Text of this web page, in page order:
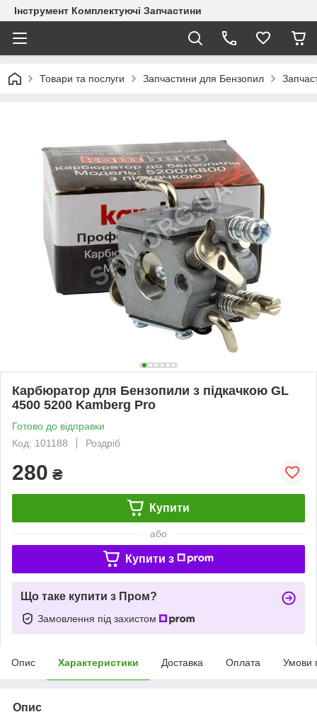
Інструмент Комплектуючі Запчастини
Товари та послуги Запчастини для Бензопил
Карбюратор для Бензопили з підкачкою GL
4500 5200 Kamberg Pro
Готово до відправки
Код: 101188
Роздріб
280 ₴
Купити
або
Купити з
Що таке купити з Пром?
Замовлення під захистом
Опис Характеристики Доставка Оплата Умови
Опис